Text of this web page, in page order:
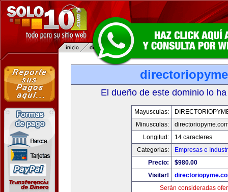
El dueño de este dominio lo
Mayusculas:
Minusculas:
Longitud:
14 caracteres
Categorias:
Empresas e
Precio:
$980.00
Visitar!
Serán consideradas